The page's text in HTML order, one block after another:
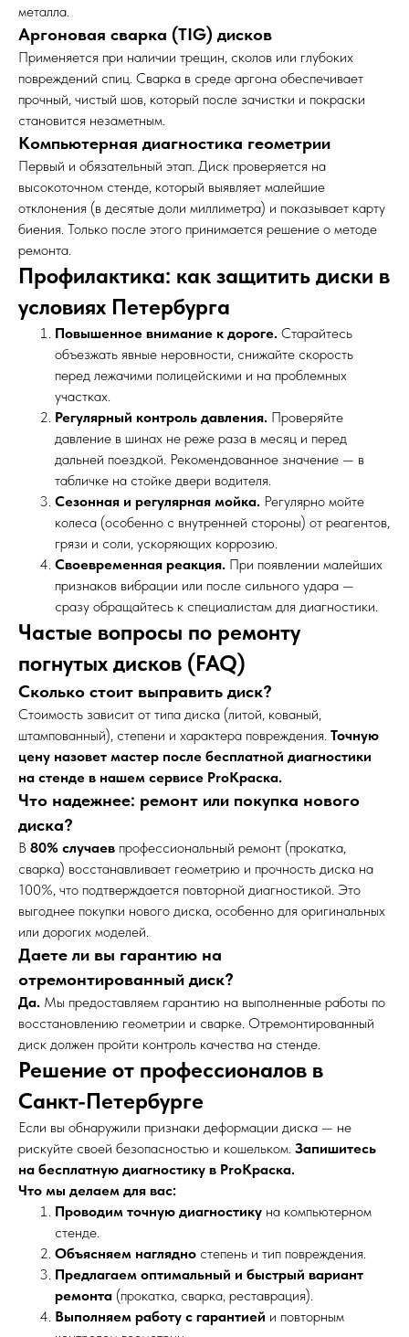
металла.
Аргоновая сварка (TIG) дисков
Применяется при наличии трещин, сколов или глубоких
повреждений спиц. Сварка в среде аргона обеспечивает
прочный, чистый шов, который после зачистки и покраски
становится незаметным.
Компьютерная диагностика геометрии
Первый и обязательный этап. Диск проверяется на
высокоточном стенде, который выявляет малейшие
отклонения (в десятые доли миллиметра) и показывает карту
биения. Только после этого принимается решение о методе
ремонта.
Профилактика: как защитить диски в
условиях Петербурга
Повышенное внимание к дороге. Старайтесь
объезжать явные неровности, снижайте скорость
перед лежачими полицейскими и на проблемных
участках.
Регулярный контроль давления. Проверяйте
давление в шинах не реже раза в месяц и перед
дальней поездкой. Рекомендованное значение — в
табличке на стойке двери водителя.
Сезонная и регулярная мойка. Регулярно мойте
колеса (особенно с внутренней стороны) от реагентов,
грязи и соли, ускоряющих коррозию.
Своевременная реакция. При появлении малейших
признаков вибрации или после сильного удара —
сразу обращайтесь к специалистам для диагностики.
Частые вопросы по ремонту
погнутых дисков (FAQ)
Сколько стоит выправить диск?
Стоимость зависит от типа диска (литой, кованый,
штампованный), степени и характера повреждения. Точную
цену назовет мастер после бесплатной диагностики
на стенде в нашем сервисе ProКраска.
Что надежнее: ремонт или покупка нового
диска?
В 80% случаев профессиональный ремонт (прокатка,
сварка) восстанавливает геометрию и прочность диска на
100%, что подтверждается повторной диагностикой. Это
выгоднее покупки нового диска, особенно для оригинальных
или дорогих моделей.
Даете ли вы гарантию на
отремонтированный диск?
Да. Мы предоставляем гарантию на выполненные работы по
восстановлению геометрии и сварке. Отремонтированный
диск должен пройти контроль качества на стенде.
Решение от профессионалов в
Санкт-Петербурге
Если вы обнаружили признаки деформации диска — не
рискуйте своей безопасностью и кошельком. Запишитесь
на бесплатную диагностику в ProКраска.
Что мы делаем для вас:
Проводим точную диагностику на компьютерном
стенде.
Объясняем наглядно степень и тип повреждения.
Предлагаем оптимальный и быстрый вариант
ремонта (прокатка, сварка, реставрация).
Выполняем работу с гарантией и повторным